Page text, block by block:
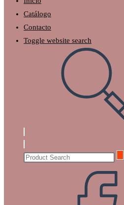
Catálogo
Contacto
Toggle website search